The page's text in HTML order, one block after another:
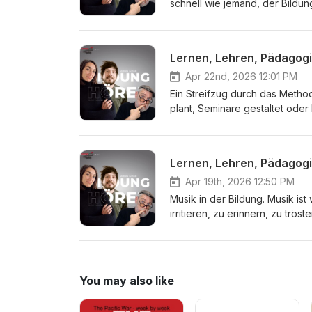
schnell wie jemand, der
Lernen nicht demütigen.
noch lange nicht, dass Lernen
besonders schräg.
der Lesebeitrag dazu. Wir
Lernen, Lehren,
Apr 22nd, 2026 12:01 PM
Ein Streifzug durch das
plant, Seminare gestaltet
aus der Psychotherapie
Ressourcenorientierung,
Fragen, Lösungsorientierung,
Begriffe wirken oft wie …
Ihren Besuch auf unserer
Lernen, Lehren,
Apr 19th, 2026 12:50 PM
Musik in der Bildung. Musik
irritieren, zu erinnern, zu
Stimmungen, Erfahrungen,
dienen, um sensible Themen
auf unserer Webseite.
You may also like